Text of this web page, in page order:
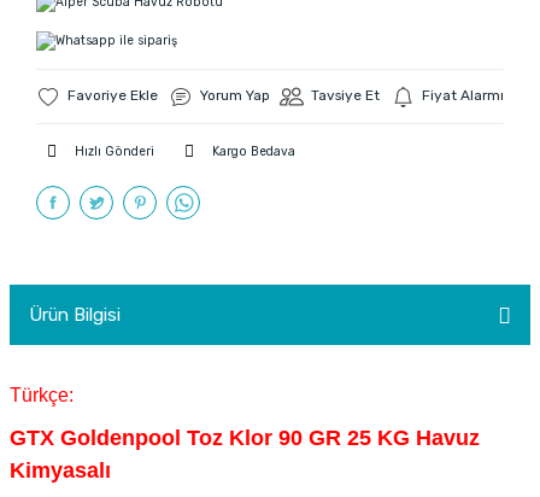
Yorum Yap Tavsiye Et Fiyat Alarmı
Hızlı Gönderi Kargo Bedava
Ürün Bilgisi
Türkçe:
GTX Goldenpool Toz Klor 90 GR 25 KG Havuz
Kimyasalı